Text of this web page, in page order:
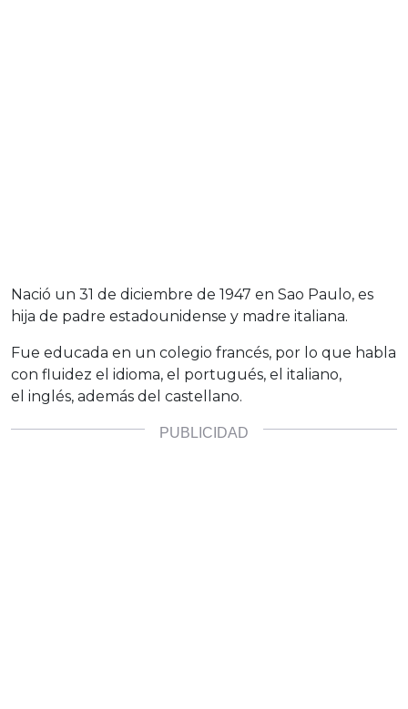
Nació un 31 de diciembre de 1947 en Sao Paulo, es
hija de padre estadounidense y madre italiana.
Fue educada en un colegio francés, por lo que habla
con fluidez el idioma, el portugués, el italiano,
el inglés, además del castellano.